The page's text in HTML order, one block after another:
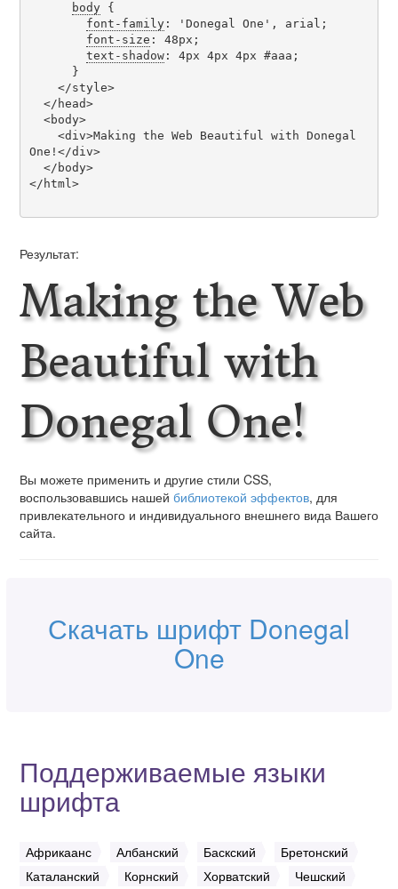
body {
font-family: 'Donegal One', arial;
font-size : 48px;
text-shadow: 4px 4px 4px #aaa;
One!</div>
</html>
Результат:
Making the Web
Beautiful with
Donegal One!
Вы можете применить и другие стили CSS,
воспользовавшись нашей библиотекой эффектов, для
привлекательного и индивидуального внешнего вида Вашего
сайта.
Скачать шрифт Donegal
One
Поддерживаемые языки
шрифта
Африкаанс Албанский Баскский
Бретонский
Каталанский
Корнский Хорватский
Чешский